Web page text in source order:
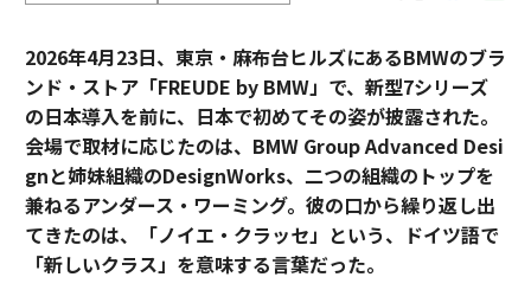
2026年4月23日、東京・麻布台ヒルズにあるBMWのブラ
ンド・ストア「FREUDE by BMW」で、新型7シリーズ
の日本導入を前に、日本で初めてその姿が披露された。
会場で取材に応じたのは、BMW Group Advanced Desi
gnと姉妹組織のDesignWorks、二つの組織のトップを
兼ねるアンダース・ワーミング。彼の口から繰り返し出
てきたのは、「ノイエ・クラッセ」という、ドイツ語で
「新しいクラス」を意味する言葉だった。